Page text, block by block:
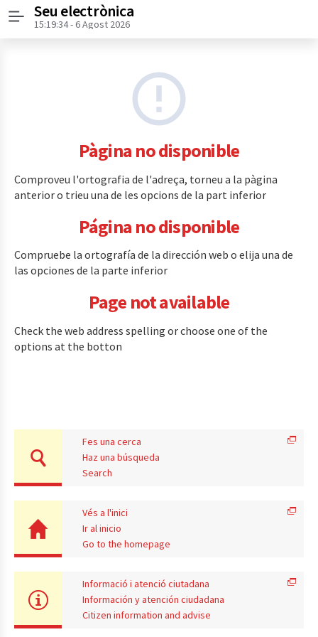
Menú
Seu electrònica
15:19:34- 6 Agost 2026
Pàgina no disponible
Comproveu l'ortografia de l'adreça, torneu a la pàgina
anterior o trieu una de les opcions de la part inferior
Página no disponible
Compruebe la ortografía de la dirección web o elija una de
las opciones de la parte inferior
Page not available
Check the web address spelling or choose one of the
options at the botton
Fes una cerca
Haz una búsqueda
Search
Vés a l'inici
Ir al inicio
Go to the homepage
Informació i atenció ciutadana
Información y atención ciudadana
Citizen information and advise